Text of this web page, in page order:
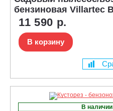
бензиновая Villartec
11 590 р.
В корзину
В